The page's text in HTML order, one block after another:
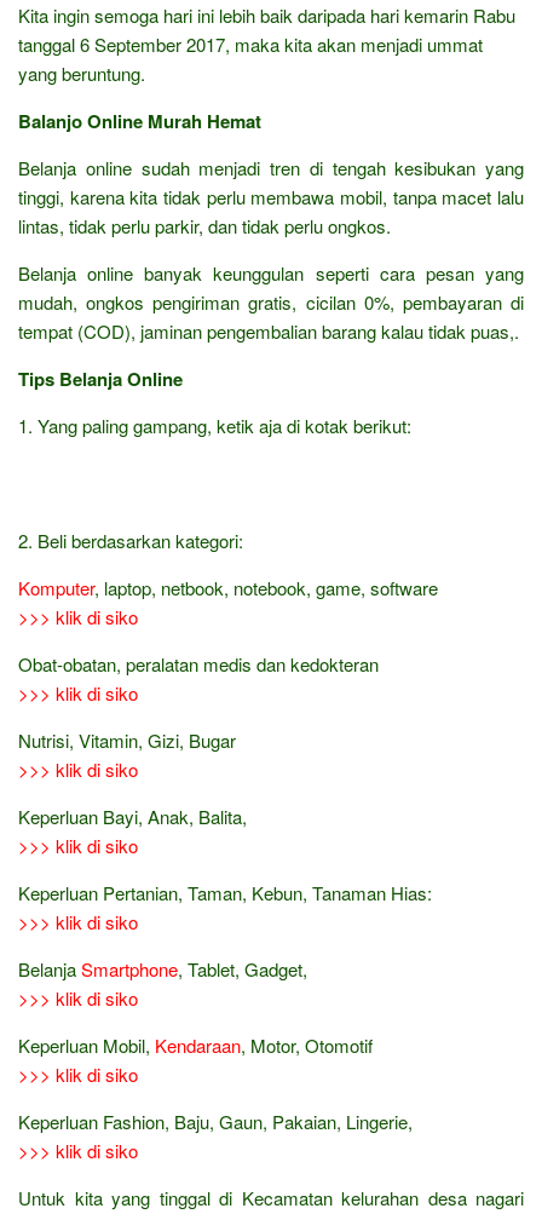
Kita ingin semoga hari ini lebih baik daripada hari kemarin Rabu
tanggal 6 September 2017, maka kita akan menjadi ummat
yang beruntung.
Balanjo Online Murah Hemat
Belanja online sudah menjadi tren di tengah kesibukan yang
tinggi, karena kita tidak perlu membawa mobil, tanpa macet lalu
lintas, tidak perlu parkir, dan tidak perlu ongkos.
Belanja online banyak keunggulan seperti cara pesan yang
mudah, ongkos pengiriman gratis, cicilan 0%, pembayaran di
tempat (COD), jaminan pengembalian barang kalau tidak puas,.
Tips Belanja Online
1. Yang paling gampang, ketik aja di kotak berikut:
2. Beli berdasarkan kategori:
Komputer, laptop, netbook, notebook, game, software
>>> klik di siko
Obat-obatan, peralatan medis dan kedokteran
>>> klik di siko
Nutrisi, Vitamin, Gizi, Bugar
>>> klik di siko
Keperluan Bayi, Anak, Balita,
>>> klik di siko
Keperluan Pertanian, Taman, Kebun, Tanaman Hias:
>>> klik di siko
BelanjaSmartphone, Tablet, Gadget,
>>> klik di siko
Keperluan Mobil, Kendaraan, Motor, Otomotif
>>> klik di siko
Keperluan Fashion, Baju, Gaun, Pakaian, Lingerie,
>>> klik di siko
Untuk kita yang tinggal di Kecamatan kelurahan desa nagari